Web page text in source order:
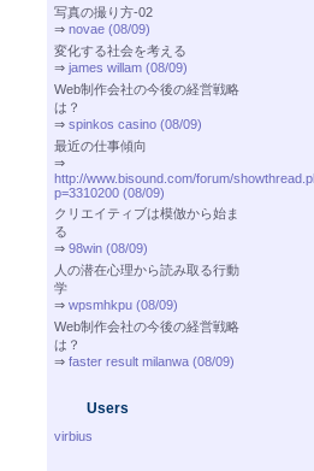
写真の撮り方-02
⇒ novae (08/09)
変化する社会を考える
⇒ james willam (08/09)
Web制作会社の今後の経営戦略
は？
⇒ spinkos casino (08/09)
最近の仕事傾向
⇒
http://www.bisound.com/forum/
p=3310200 (08/09)
クリエイティブは模倣から始ま
る
⇒ 98win (08/09)
人の潜在心理から読み取る行動
学
⇒ wpsmhkpu (08/09)
Web制作会社の今後の経営戦略
は？
⇒ faster result milanwa (08/09)
Users
virbius